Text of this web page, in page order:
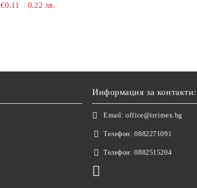
€0.11 0.22 лв.
Информация за контакти:
Email: office@irrimex.bg
Телефон: 0882271091
Телефон: 0882515204